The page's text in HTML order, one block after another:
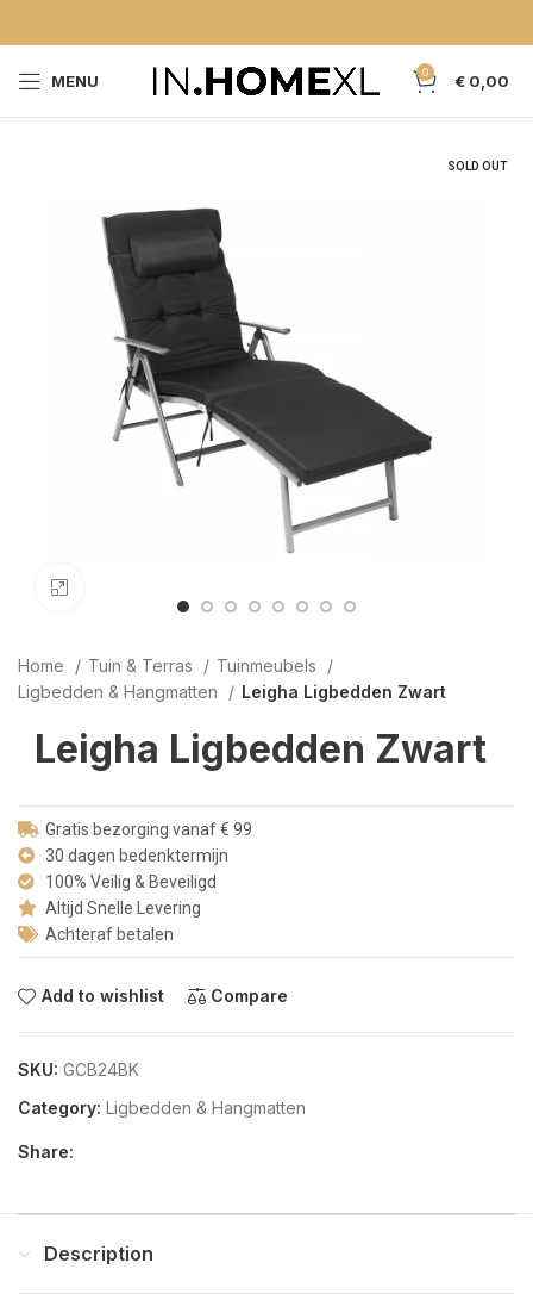
MENU 0 € 0,00
SOLD OUT
Home Tuin & Terras
Tuinmeubels
Ligbedden & Hangmatten
Leigha Ligbedden Zwart
Leigha Ligbedden Zwart
Gratis bezorging vanaf € 99
30 dagen bedenktermijn
100% Veilig & Beveiligd
Altijd Snelle Levering
Achteraf betalen
Add to wishlist Compare
SKU: GCB24BK
Category: Ligbedden & Hangmatten
Share:
Description